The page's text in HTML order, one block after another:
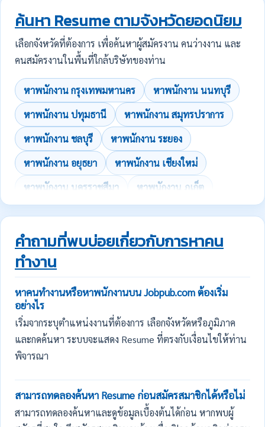
ค้นหา Resume ตามจังหวัดยอดนิยม
เลือกจังหวัดที่ต้องการ เพื่อค้นหาผู้สมัครงาน คนว่างงาน และ
คนสมัครงานในพื้นที่ใกล้บริษัทของท่าน
หาพนักงาน กรุงเทพมหานคร
หาพนักงาน นนทบุรี
หาพนักงาน ปทุมธานี
หาพนักงาน สมุทรปราการ
หาพนักงาน ชลบุรี
หาพนักงาน ระยอง
หาพนักงาน อยุธยา
หาพนักงาน เชียงใหม่
หาพนักงาน นครราชสีมา
หาพนักงาน ภูเก็ต
คำถามที่พบบ่อยเกี่ยวกับการหาคน
ทำงาน
หาคนทำงานหรือหาพนักงานบน Jobpub.com ต้องเริ่ม
อย่างไร
เริ่มจากระบุตำแหน่งงานที่ต้องการ เลือกจังหวัดหรือภูมิภาค
และกดค้นหา ระบบจะแสดง Resume ที่ตรงกับเงื่อนไขให้ท่าน
พิจารณา
สามารถทดลองค้นหา Resume ก่อนสมัครสมาชิกได้หรือไม่
สามารถทดลองค้นหาและดูข้อมูลเบื้องต้นได้ก่อน หากพบผู้